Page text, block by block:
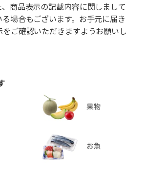
、商品表示の記載内容に関しまして
場合もございます。お手元に届き
をご確認いただきますようお願いし